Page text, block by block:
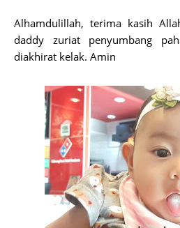
Alhamdulillah, terima kasih
daddy zuriat penyumbang
diakhirat kelak. Amin